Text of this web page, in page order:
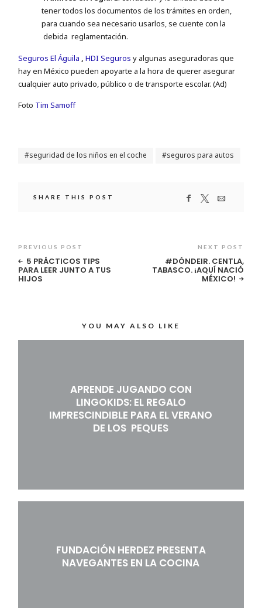
tener todos los documentos de los trámites en orden,
para cuando sea necesario usarlos, se cuente con la
debida reglamentación.
Seguros El Águila ,HDI Seguros y algunas aseguradoras que
hay en México pueden apoyarte a la hora de querer asegurar
cualquier auto privado, público o de transporte escolar. (Ad)
Foto Tim Samoff
seguridad de los niños en el coche seguros para autos
SHARE THIS POST
PREVIOUS POST
5 PRÁCTICOS TIPS
PARA LEER JUNTO A TUS
HIJOS
NEXT POST
#DÓNDEIR. CENTLA,
TABASCO. ¡AQUÍ NACIÓ
MÉXICO!
YOU MAY ALSO LIKE
APRENDE JUGANDO CON
LINGOKIDS: EL REGALO
IMPRESCINDIBLE PARA EL VERANO
DE LOS PEQUES
FUNDACIÓN HERDEZ PRESENTA
NAVEGANTES EN LA COCINA